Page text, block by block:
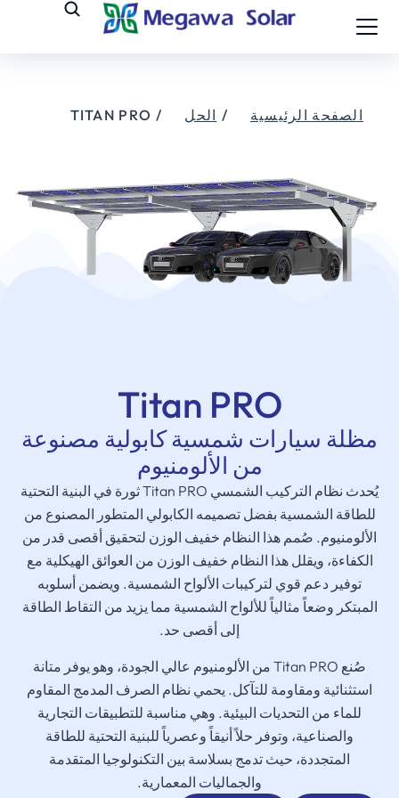
أنت هنا
الصفحة الرئيسية الحل TITAN PRO
Titan PRO
مظلة سيارات شمسية كابولية مصنوعة
من الألومنيوم
يُحدث نظام التركيب الشمسي Titan PRO ثورة في البنية التحتية
للطاقة الشمسية بفضل تصميمه الكابولي المتطور المصنوع من
الألومنيوم. صُمم هذا النظام خفيف الوزن لتحقيق أقصى قدر من
الكفاءة، ويقلل هذا النظام خفيف الوزن من العوائق الهيكلية مع
توفير دعم قوي لتركيبات الألواح الشمسية. ويضمن أسلوبه
المبتكر وضعاً مثالياً للألواح الشمسية مما يزيد من التقاط الطاقة
إلى أقصى حد.
صُنع Titan PRO من الألومنيوم عالي الجودة، وهو يوفر متانة
استثنائية ومقاومة للتآكل. يحمي نظام الصرف المدمج المقاوم
للماء من التحديات البيئية. وهي مناسبة للتطبيقات التجارية
والصناعية، وتوفر حلاً أنيقاً وعصرياً للبنية التحتية للطاقة
المتجددة، حيث تدمج بسلاسة بين التكنولوجيا المتقدمة
والجماليات المعمارية.